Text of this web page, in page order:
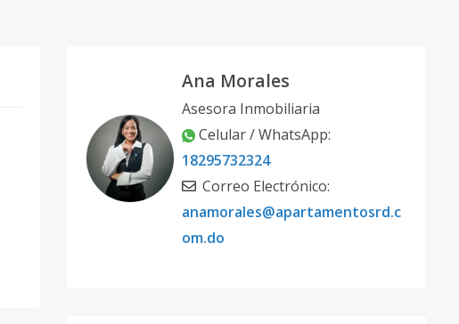
Ana Morales
Asesora Inmobiliaria
Celular / WhatsApp:
18295732324
Correo Electrónico:
anamorales@apartamentosrd.c
om.do